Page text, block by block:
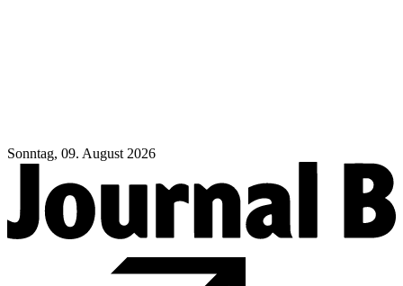
Sonntag, 09. August 2026